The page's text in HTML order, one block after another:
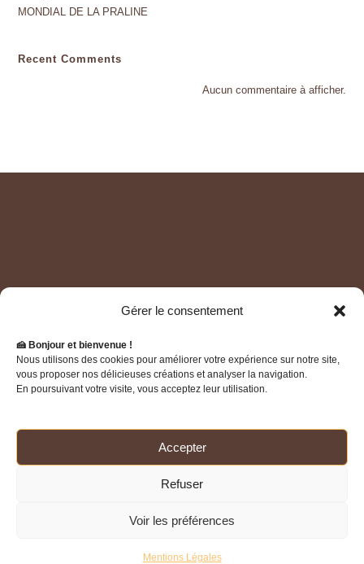
Gérer le consentement
🍰 Bonjour et bienvenue !
Nous utilisons des cookies pour améliorer votre expérience sur notre site,
vous proposer nos délicieuses créations et analyser la navigation.
En poursuivant votre visite, vous acceptez leur utilisation.
Accepter
Refuser
Voir les préférences
Mentions Légales
MONDIAL DE LA PRALINE
Recent Comments
Aucun commentaire à afficher.
Home – Accueil A Propos Galerie
Mentions Légales Politique De Confidentialité
© 2025 - Réalisé par Delphine de l'Essence Colibri